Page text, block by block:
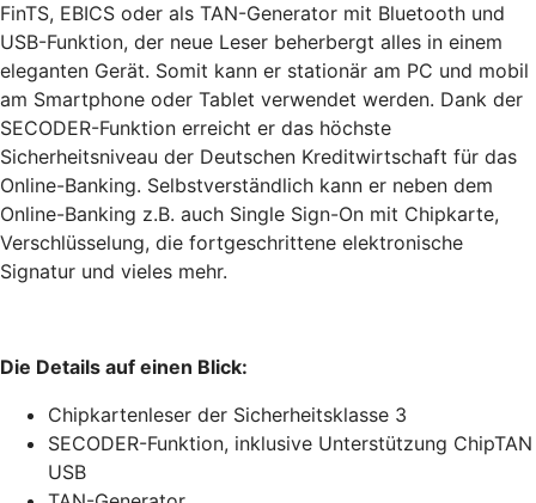
FinTS, EBICS oder als TAN-Generator mit Bluetooth und
USB-Funktion, der neue Leser beherbergt alles in einem
eleganten Gerät. Somit kann er stationär am PC und mobil
am Smartphone oder Tablet verwendet werden. Dank der
SECODER-Funktion erreicht er das höchste
Sicherheitsniveau der Deutschen Kreditwirtschaft für das
Online-Banking. Selbstverständlich kann er neben dem
Online-Banking z.B. auch Single Sign-On mit Chipkarte,
Verschlüsselung, die fortgeschrittene elektronische
Signatur und vieles mehr.
Die Details auf einen Blick:
Chipkartenleser der Sicherheitsklasse 3
SECODER-Funktion, inklusive Unterstützung ChipTAN
USB